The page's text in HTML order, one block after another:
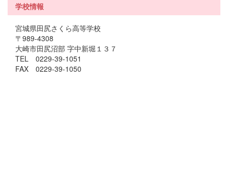
学校情報
宮城県田尻さくら高等学校
〒989-4308
大崎市田尻沼部 字中新堀１３７
TEL 0229-39-1051
FAX 0229-39-1050